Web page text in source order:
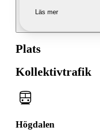
Läs mer
Plats
Kollektivtrafik
Högdalen